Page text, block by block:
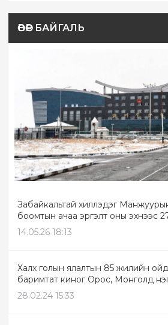
ӨВӨР БАЙГАЛЬ
Забайкальтай хиллэдэг
боомтын ачаа эргэлт оны эхнээс
14.05.26 18:13
Халх голын ялалтын 85 жилийн
баримтат киног Орос, Монголд
28.02.24 15:33